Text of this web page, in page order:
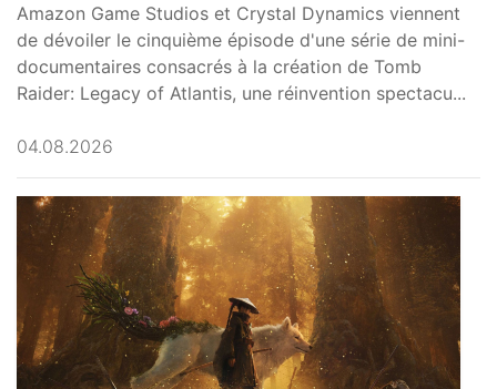
Amazon Game Studios et Crystal Dynamics viennent
de dévoiler le cinquième épisode d'une série de mini-
documentaires consacrés à la création de Tomb
Raider: Legacy of Atlantis, une réinvention spectacu...
04.08.2026